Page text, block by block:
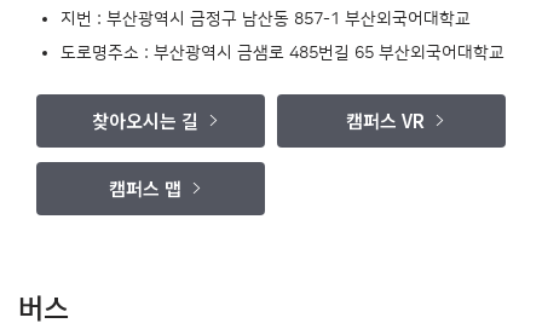
지번 : 부산광역시 금정구 남산동 857-1 부산외국어대학교
도로명주소 : 부산광역시 금샘로 485번길 65 부산외국어대학교
찾아오시는 길 캠퍼스 VR
캠퍼스 맵
버스